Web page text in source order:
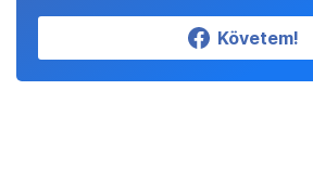
Követem!